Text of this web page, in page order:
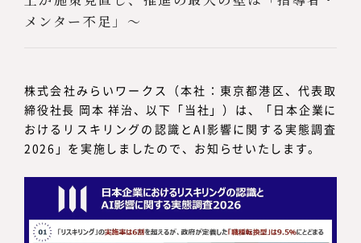
メンター不足」～
株式会社みらいワークス（本社：東京都港区、代表取
締役社長 岡本 祥治、以下「当社」）は、「日本企業に
おけるリスキリングの認識とAI影響に関する実態調査
2026」を実施しましたので、お知らせいたします。